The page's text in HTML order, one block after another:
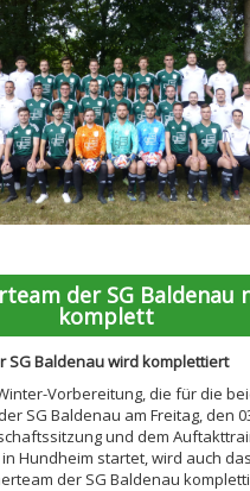
Home
1. Mannschaft
2. Mannschaft
AH
Statistiken
Die SG
Neuigkeiten
Datenschutz
Impressum
der SG Baldenau
komplett
SG Baldenau wird komplettiert
Vorbereitung, die für die
SG Baldenau am Freitag, den
und dem
Hundheim startet, wird auch das
der SG Baldenau